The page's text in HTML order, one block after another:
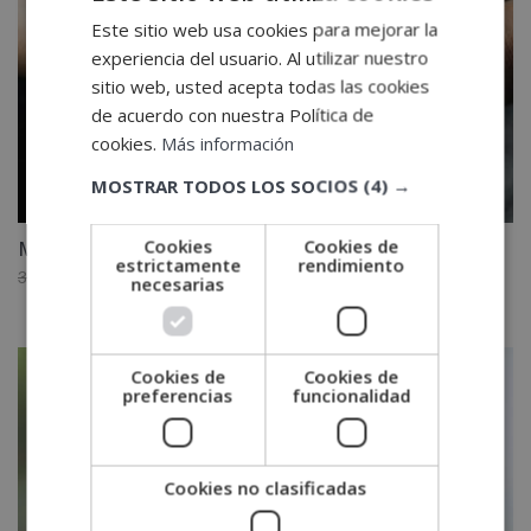
Máster en Educación Ambiental
3,880.00
era:
3,880.00€.
1,940.00€El
precio
actual
es:
1,940.00€.
Este sitio web usa cookies para mejorar la
experiencia del usuario. Al utilizar nuestro
sitio web, usted acepta todas las cookies
de acuerdo con nuestra Política de
cookies. Más información
MOSTRAR TODOS LOS SOCIOS (4) →
Cookies
estrictamente
necesarias
Cookies de
rendimiento
Cookies de
preferencias
Cookies de
funcionalidad
Cookies no clasificadas